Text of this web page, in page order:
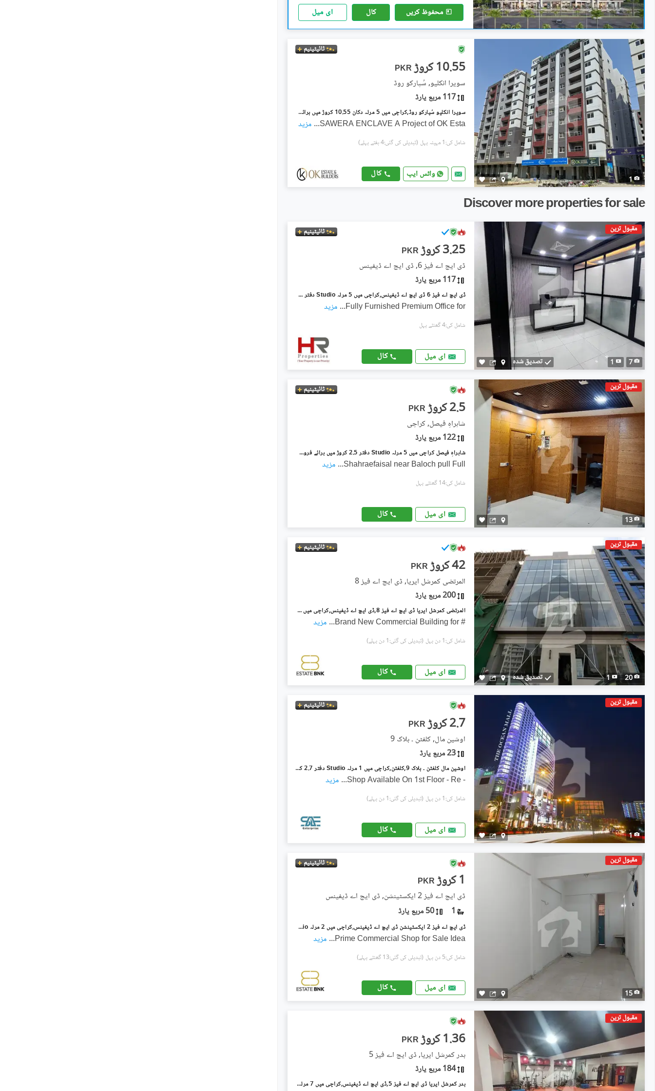
محفوظ کریں کال ای میل
1
ٹائیٹینیم
PKR 10.55 کروڑ
سویرا انکلیو, سُپارکو روڈ
117 مربع یارڈ
سویرا انکلیو سُپارکو روڈ,کراچی میں 5 مرلہ دکان 10.55 کروڑ میں برائے فروخت۔
SAWERA ENCLAVE A Project of OK Esta
... مزید
شامل کی:1 مہینہ پہل (تبدیلی کی گئی:4 ہفتے پہلے)
واٹس ایپ کال
Discover more properties for sale
مقبول ترین
7
1 تصدیق شدہ
ٹائیٹینیم
PKR 3.25 کروڑ
ڈی ایچ اے فیز 6, ڈی ایچ اے ڈیفینس
117 مربع یارڈ
ڈی ایچ اے فیز 6 ڈی ایچ اے ڈیفینس,کراچی میں 5 مرلہ Studio دفتر 3.25 کروڑ میں برائے فروخت۔
Fully Furnished Premium Office for
... مزید
شامل کی:4 گھنٹے پہل
ای میل کال
مقبول ترین
13
ٹائیٹینیم
PKR 2.5 کروڑ
شاہراہِ فیصل, کراچی
122 مربع یارڈ
شاہراہِ فیصل کراچی میں 5 مرلہ Studio دفتر 2.5 کروڑ میں برائے فروخت۔
Shahraefaisal near Baloch pull Full
... مزید
شامل کی:14 گھنٹے پہل
ای میل کال
مقبول ترین
20
1 تصدیق شدہ
ٹائیٹینیم
PKR 42 کروڑ
المرتضی کمرشل ایریا, ڈی ایچ اے فیز 8
200 مربع یارڈ
المرتضی کمرشل ایریا ڈی ایچ اے فیز 8,ڈی ایچ اے ڈیفینس,کراچی میں 8 مرلہ Studio عمارت 42.0 کروڑ میں برائے فروخت۔
# Brand New Commercial Building for
... مزید
شامل کی:1 دن پہل (تبدیلی کی گئی:1 دن پہلے)
ای میل کال
مقبول ترین
1
ٹائیٹینیم
PKR 2.7 کروڑ
اوشین مال, کلفٹن ۔ بلاک 9
23 مربع یارڈ
اوشین مال کلفٹن ۔ بلاک 9,کلفٹن,کراچی میں 1 مرلہ Studio دفتر 2.7 کروڑ میں برائے فروخت۔
- Shop Available On 1st Floor - Re
... مزید
شامل کی:1 دن پہل (تبدیلی کی گئی:1 دن پہلے)
ای میل کال
مقبول ترین
15
ٹائیٹینیم
PKR 1 کروڑ
ڈی ایچ اے فیز 2 ایکسٹینشن, ڈی ایچ اے ڈیفینس
1
50 مربع یارڈ
ڈی ایچ اے فیز 2 ایکسٹینشن ڈی ایچ اے ڈیفینس,کراچی میں 2 مرلہ Studio دکان 1.0 کروڑ میں برائے فروخت۔
Prime Commercial Shop for Sale Idea
... مزید
شامل کی:5 دن پہل (تبدیلی کی گئی:13 گھنٹے پہلے)
ای میل کال
مقبول ترین
PKR 1.36 کروڑ
بدر کمرشل ایریا, ڈی ایچ اے فیز 5
184 مربع یارڈ
بدر کمرشل ایریا ڈی ایچ اے فیز 5,ڈی ایچ اے ڈیفینس,کراچی میں 7 مرلہ Studio گودام 1.36 کروڑ میں برائے فروخت۔